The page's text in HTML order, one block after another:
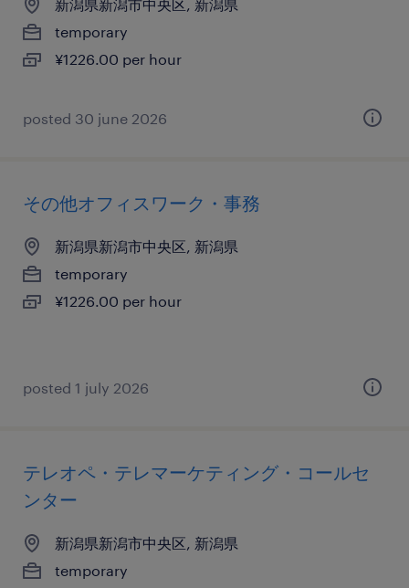
新潟県新潟市中央区, 新潟県
temporary
¥1226.00 per hour
posted 30 june 2026
その他オフィスワーク・事務
新潟県新潟市中央区, 新潟県
temporary
¥1226.00 per hour
posted 1 july 2026
テレオペ・テレマーケティング・コールセ
ンター
新潟県新潟市中央区, 新潟県
temporary